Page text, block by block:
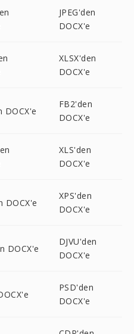
JPEG'den
DOCX'e
XLSX'den
DOCX'e
DOCX'e
FB2'den
DOCX'e
XLS'den
DOCX'e
DOCX'e
XPS'den
DOCX'e
DOCX'e
DJVU'den
DOCX'e
PSD'den
DOCX'e